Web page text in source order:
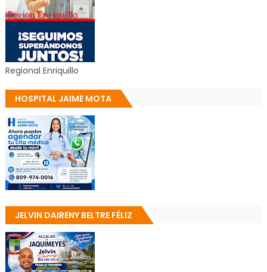
Regional Enriquillo
HOSPITAL JAIME MOTA
JELVIN DAIRENY BELTRE FÉLIZ